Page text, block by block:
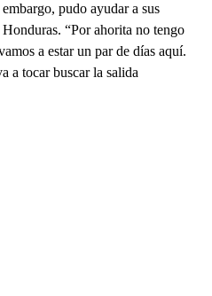
pudo ayudar a sus
“Por ahorita no tengo
a estar un par de días aquí.
a tocar buscar la salida